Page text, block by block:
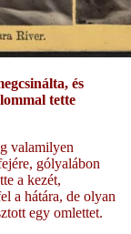
és
tette
valamilyen
gólyalábon
a kezét,
a hátára, de olyan
egy omlettet.